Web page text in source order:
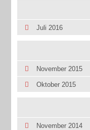
Juli 2016
November 2015
Oktober 2015
November 2014